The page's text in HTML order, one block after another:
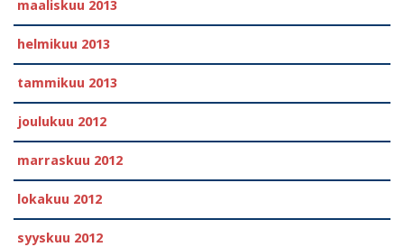
maaliskuu 2013
helmikuu 2013
tammikuu 2013
joulukuu 2012
marraskuu 2012
lokakuu 2012
syyskuu 2012